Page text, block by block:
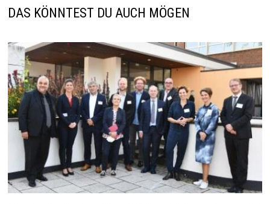
DAS KÖNNTEST DU AUCH MÖGEN